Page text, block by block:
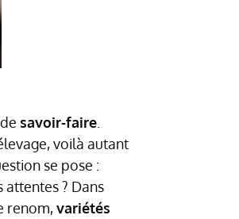
savoir-faire
voilà autant
se pose :
attentes ? Dans
renom,variétés